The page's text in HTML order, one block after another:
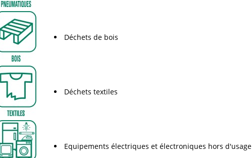
Déchets de bois
Déchets textiles
Equipements électriques et électroniques hors d'usage